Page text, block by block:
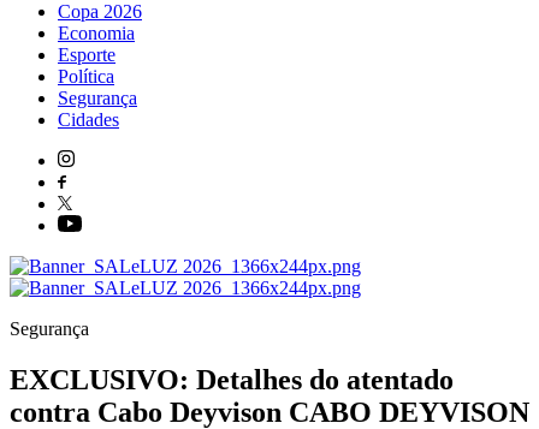
Copa 2026
Economia
Esporte
Política
Segurança
Cidades
Segurança
EXCLUSIVO: Detalhes do atentado
contra Cabo Deyvison CABO DEYVISON